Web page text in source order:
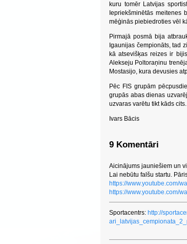
kuru tomēr Latvijas
Iepriekšminētās
mēģinās piebiedroties vēl
Pirmajā posmā bija
Igaunijas čempionāts, tad
kā atsevišķas reizes ir
Alekseju Poltoraņinu
Mostasijo, kura devusies
Pēc FIS grupām
grupās abas dienas
uzvaras varētu tikt kāds cits.
Ivars Bācis
9 Komentāri
Aicinājums jauniešiem un
Lai nebūtu falšu startu.
https://www.youtube.com/
https://www.youtube.com/
Sportacentrs: http://